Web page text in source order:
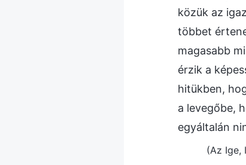
közük az
többet
magasabb
érzik a
hitükben,
a levegőbe,
egyáltalán
(Az Ige,